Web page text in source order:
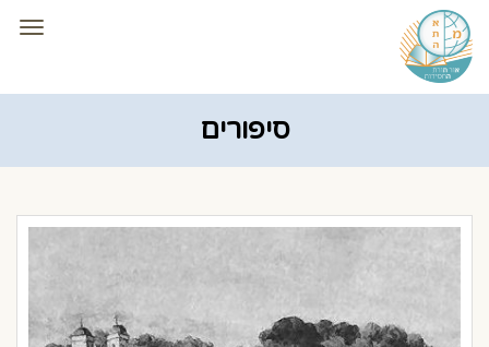
סיפורים